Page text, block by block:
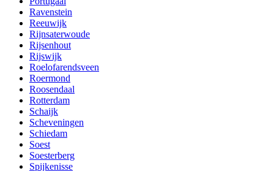
Ravenstein
Reeuwijk
Rijnsaterwoude
Rijsenhout
Rijswijk
Roelofarendsveen
Roermond
Roosendaal
Rotterdam
Schaijk
Scheveningen
Schiedam
Soest
Soesterberg
Spijkenisse